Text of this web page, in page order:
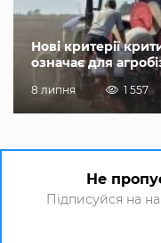
Нові критерії
означає для
8 липня 1 557
Не
Підписуйся на